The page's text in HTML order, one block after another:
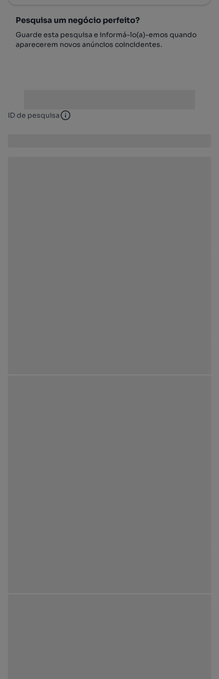
Pesquisa um negócio perfeito?
Guarde esta pesquisa e informá-lo(a)-emos quando
aparecerem novos anúncios coincidentes.
ID de pesquisa ID de pesquisa